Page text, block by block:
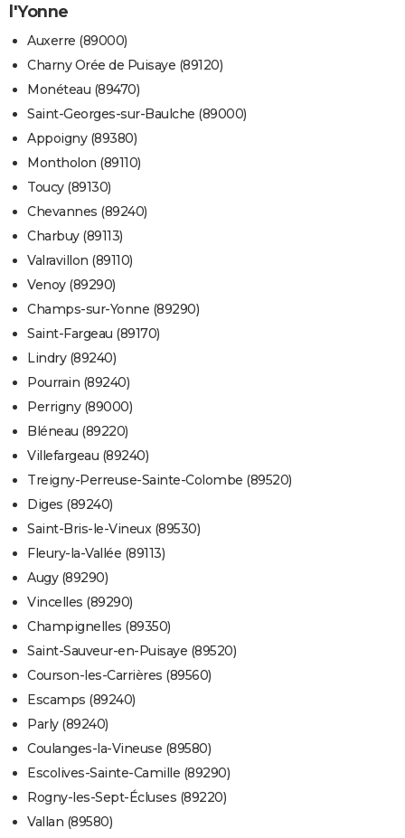
l'Yonne
Auxerre (89000)
Charny Orée de Puisaye (89120)
Monéteau (89470)
Saint-Georges-sur-Baulche (89000)
Appoigny (89380)
Montholon (89110)
Toucy (89130)
Chevannes (89240)
Charbuy (89113)
Valravillon (89110)
Venoy (89290)
Champs-sur-Yonne (89290)
Saint-Fargeau (89170)
Lindry (89240)
Pourrain (89240)
Perrigny (89000)
Bléneau (89220)
Villefargeau (89240)
Treigny-Perreuse-Sainte-Colombe (89520)
Diges (89240)
Saint-Bris-le-Vineux (89530)
Fleury-la-Vallée (89113)
Augy (89290)
Vincelles (89290)
Champignelles (89350)
Saint-Sauveur-en-Puisaye (89520)
Courson-les-Carrières (89560)
Escamps (89240)
Parly (89240)
Coulanges-la-Vineuse (89580)
Escolives-Sainte-Camille (89290)
Rogny-les-Sept-Écluses (89220)
Vallan (89580)